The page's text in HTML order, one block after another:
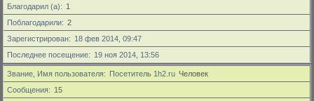
Благодарил (а)
1
Поблагодарили
2
Зарегистрирован
18 фев 2014, 09:47
Последнее посещение
19 ноя 2014, 13:56
Звание, Имя пользователя Посетитель 1h2.ru Человек
Сообщения
15